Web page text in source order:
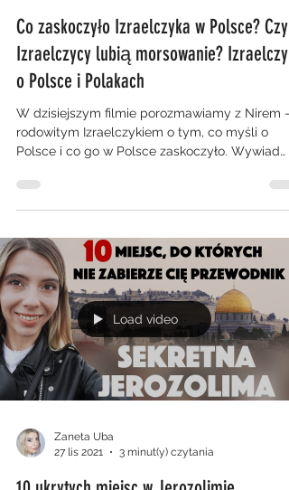
Co zaskoczyło Izraelczyka w Polsce? Czy
Izraelczycy lubią morsowanie? Izraelczyk
o Polsce i Polakach
W dzisiejszym filmie porozmawiamy z Nirem -
rodowitym Izraelczykiem o tym, co myśli o
Polsce i co go w Polsce zaskoczyło. Wywiad
Load video
Zaneta Uba
27 lis 2021
3 minut(y) czytania